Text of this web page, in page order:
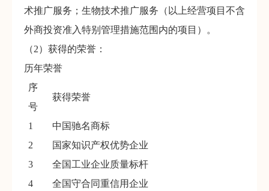
术推广服务；生物技术推广服务（以上经营项目不含
外商投资准入特别管理措施范围内的项目）。
（2）获得的荣誉：
历年荣誉
序
号
获得荣誉
1
中国驰名商标
2
国家知识产权优势企业
3
全国工业企业质量标杆
4
全国守合同重信用企业